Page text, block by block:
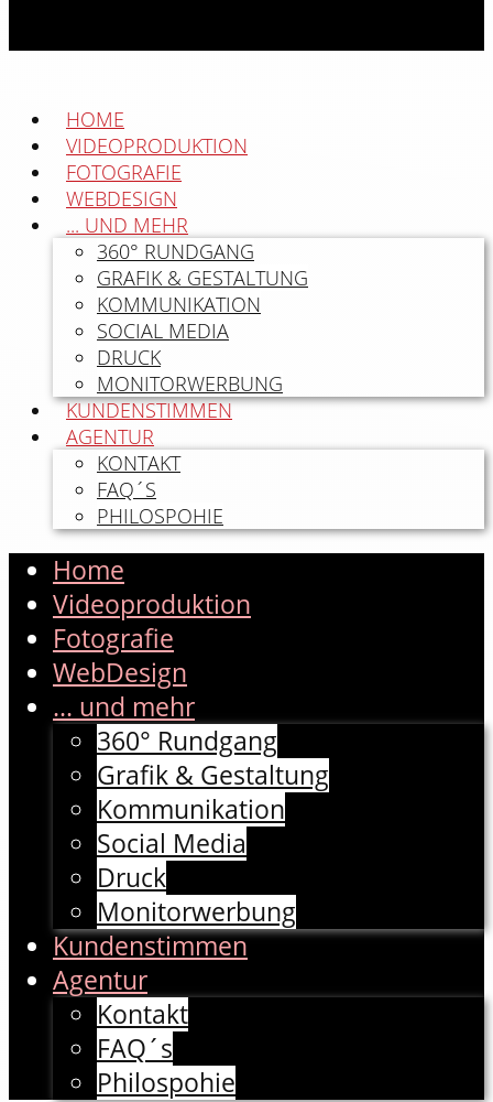
HOME
VIDEOPRODUKTION
FOTOGRAFIE
WEBDESIGN
... UND MEHR
360° RUNDGANG
GRAFIK & GESTALTUNG
KOMMUNIKATION
SOCIAL MEDIA
DRUCK
MONITORWERBUNG
KUNDENSTIMMEN
AGENTUR
KONTAKT
FAQ´S
PHILOSPOHIE
Home
Videoproduktion
Fotografie
WebDesign
... und mehr
360° Rundgang
Grafik & Gestaltung
Kommunikation
Social Media
Druck
Monitorwerbung
Kundenstimmen
Agentur
Kontakt
FAQ´s
Philospohie